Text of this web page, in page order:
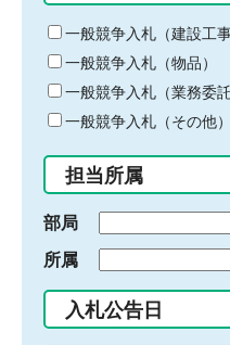
る
キ
ー
ワ
ー
ド
入
力
一般競争入札（建設工事
一般競争入札（物品）
一般競争入札（業務委託
一般競争入札（その他）
担当所属
部局
所属
入札公告日